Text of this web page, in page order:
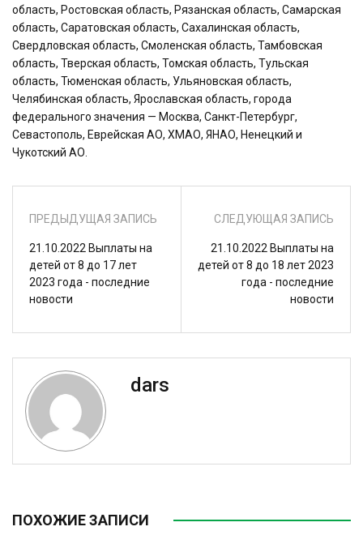
область, Ростовская область, Рязанская область, Самарская
область, Саратовская область, Сахалинская область,
Свердловская область, Смоленская область, Тамбовская
область, Тверская область, Томская область, Тульская
область, Тюменская область, Ульяновская область,
Челябинская область, Ярославская область, города
федерального значения — Москва, Санкт-Петербург,
Севастополь, Еврейская АО, ХМАО, ЯНАО, Ненецкий и
Чукотский АО.
ПРЕДЫДУЩАЯ ЗАПИСЬ
21.10.2022 Выплаты на
детей от 8 до 17 лет
2023 года - последние
новости
СЛЕДУЮЩАЯ ЗАПИСЬ
21.10.2022 Выплаты на
детей от 8 до 18 лет 2023
года - последние
новости
dars
ПОХОЖИЕ ЗАПИСИ